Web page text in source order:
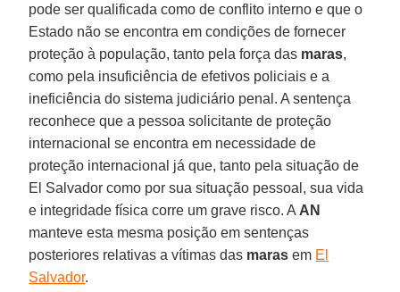
pode ser qualificada como de conflito interno e que o
Estado não se encontra em condições de fornecer
proteção à população, tanto pela força das maras,
como pela insuficiência de efetivos policiais e a
ineficiência do sistema judiciário penal. A sentença
reconhece que a pessoa solicitante de proteção
internacional se encontra em necessidade de
proteção internacional já que, tanto pela situação de
El Salvador como por sua situação pessoal, sua vida
e integridade física corre um grave risco. A AN
manteve esta mesma posição em sentenças
posteriores relativas a vítimas das maras em El
Salvador.